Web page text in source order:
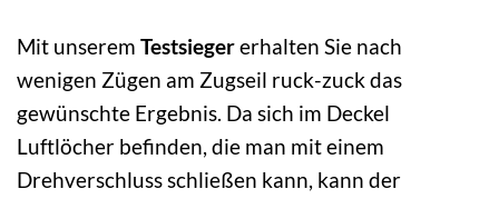
Mit unserem Testsiegererhalten Sie nach
wenigen Zügen am Zugseil ruck-zuck das
gewünschte Ergebnis. Da sich im Deckel
Luftlöcher befinden, die man mit einem
Drehverschluss schließen kann, kann der